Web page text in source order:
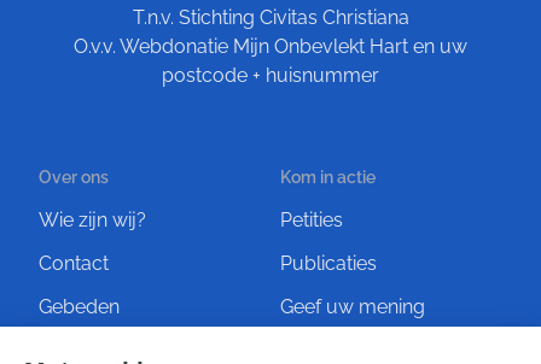
T.n.v. Stichting Civitas Christiana
O.v.v. Webdonatie Mijn Onbevlekt Hart en uw
postcode + huisnummer
Over ons
Wie zijn wij?
Contact
Gebeden
Kom in actie
Petities
Publicaties
Geef uw mening